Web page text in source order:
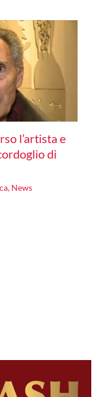
l’artista e
di
, News